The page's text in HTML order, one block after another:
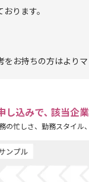
ります。
お持ちの方はより
し込みで､ 該当企
の忙しさ、勤務スタイル